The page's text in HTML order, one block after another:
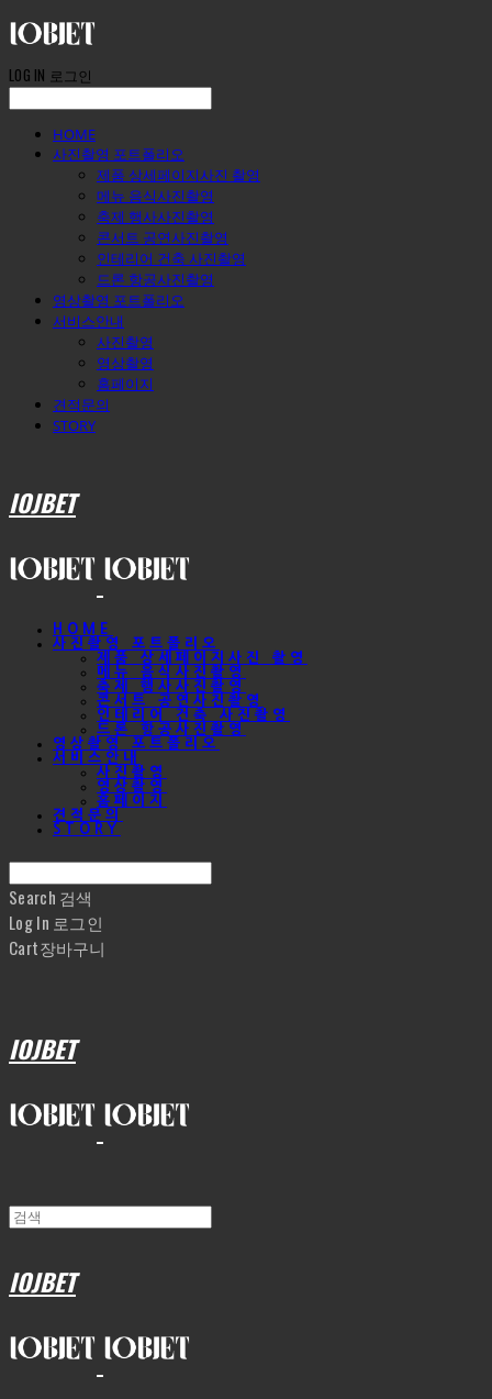
LOG IN 로그인
HOME
사진촬영 포트폴리오
제품 상세페이지사진 촬영
메뉴 음식사진촬영
축제 행사사진촬영
콘서트 공연사진촬영
인테리어 건축 사진촬영
드론 항공사진촬영
영상촬영 포트폴리오
서비스안내
사진촬영
영상촬영
홈페이지
견적문의
STORY
IOJBET
HOME
사진촬영 포트폴리오
제품 상세페이지사진 촬영
메뉴 음식사진촬영
축제 행사사진촬영
콘서트 공연사진촬영
인테리어 건축 사진촬영
드론 항공사진촬영
영상촬영 포트폴리오
서비스안내
사진촬영
영상촬영
홈페이지
견적문의
STORY
Search 검색
Log In 로그인
Cart장바구니
IOJBET
IOJBET